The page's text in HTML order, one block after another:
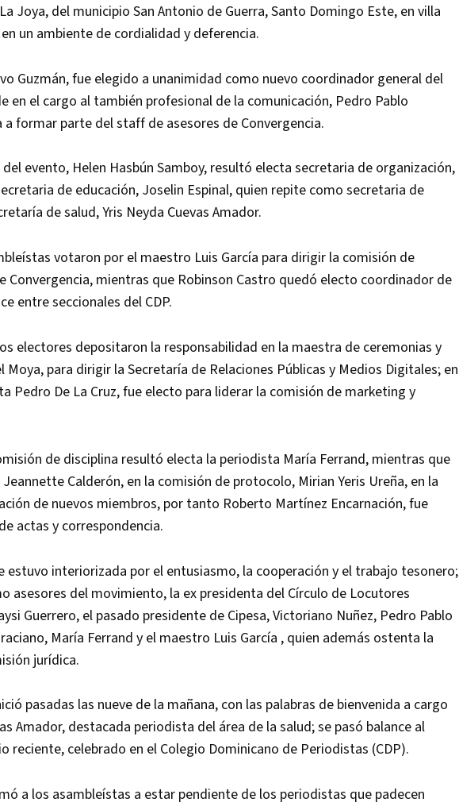
Joya, del municipio San Antonio de Guerra, Santo Domingo Este, en villa
en un ambiente de cordialidad y deferencia.
Guzmán, fue elegido a unanimidad como nuevo coordinador general del
en el cargo al también profesional de la comunicación, Pedro Pablo
a formar parte del staff de asesores de Convergencia.
evento, Helen Hasbún Samboy, resultó electa secretaria de organización,
de educación, Joselin Espinal, quien repite como secretaria de
de salud, Yris Neyda Cuevas Amador.
votaron por el maestro Luis García para dirigir la comisión de
Convergencia, mientras que Robinson Castro quedó electo coordinador de
entre seccionales del CDP.
electores depositaron la responsabilidad en la maestra de ceremonias y
Moya, para dirigir la Secretaría de Relaciones Públicas y Medios Digitales; en
Pedro De La Cruz, fue electo para liderar la comisión de marketing y
de disciplina resultó electa la periodista María Ferrand, mientras que
Calderón, en la comisión de protocolo, Mirian Yeris Ureña, en la
de nuevos miembros, por tanto Roberto Martínez Encarnación, fue
actas y correspondencia.
estuvo interiorizada por el entusiasmo, la cooperación y el trabajo tesonero;
asesores del movimiento, la ex presidenta del Círculo de Locutores
Guerrero, el pasado presidente de Cipesa, Victoriano Nuñez, Pedro Pablo
María Ferrand y el maestro Luis García , quien además ostenta la
jurídica.
pasadas las nueve de la mañana, con las palabras de bienvenida a cargo
Amador, destacada periodista del área de la salud; se pasó balance al
reciente, celebrado en el Colegio Dominicano de Periodistas (CDP).
a los asambleístas a estar pendiente de los periodistas que padecen